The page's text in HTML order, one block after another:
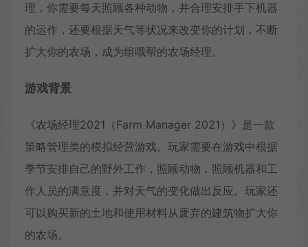
理，你需要每天照顾各种动物，并合理安排手下机器
的运作，还要根据天气等状况来改变你的计划，不断
扩大你的农场，成为组哦帮的农场经理。
游戏背景
《农场经理2021（Farm Manager 2021）》是一款
策略管理类的模拟经营游戏。玩家需要在游戏中根据
季节安排自己的野外工作，照顾动物，照顾机器和工
作人员的满意度，并对天气的变化做出反应。玩家还
可以购买新的土地和使用材料从废弃的建筑物扩大你
的农场。